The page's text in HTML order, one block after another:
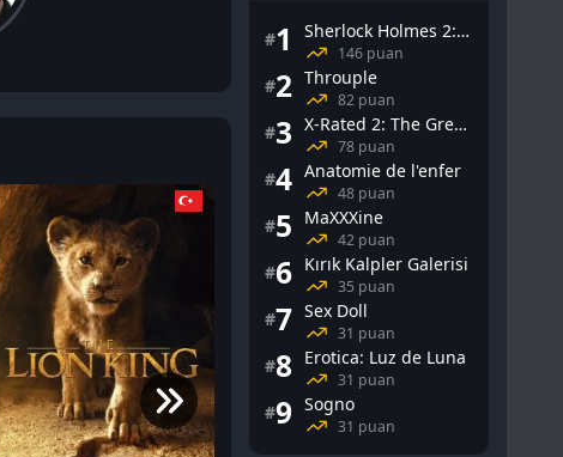
#1 Sherlock Holmes 2: Gölge Oyunları
146 puan
#2 Throuple
82 puan
#3 X-Rated 2: The Greatest Adult Stars of All-Time
78 puan
#4 Anatomie de l'enfer
48 puan
#5 MaXXXine
42 puan
#6 Kırık Kalpler Galerisi
35 puan
#7 Sex Doll
31 puan
#8 Erotica: Luz de Luna
31 puan
#9 Sogno
31 puan